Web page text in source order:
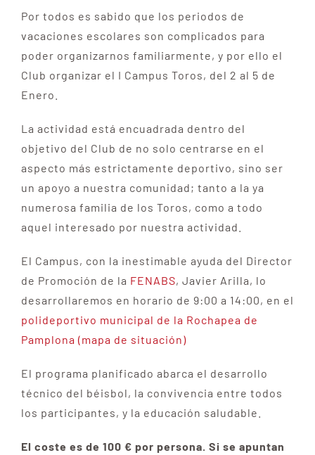
Por todos es sabido que los periodos de
vacaciones escolares son complicados para
poder organizarnos familiarmente, y por ello el
Club organizar el I Campus Toros, del 2 al 5 de
Enero.
La actividad está encuadrada dentro del
objetivo del Club de no solo centrarse en el
aspecto más estrictamente deportivo, sino ser
un apoyo a nuestra comunidad; tanto a la ya
numerosa familia de los Toros, como a todo
aquel interesado por nuestra actividad.
El Campus, con la inestimable ayuda del Director
de Promoción de la FENABS, Javier Arilla, lo
desarrollaremos en horario de 9:00 a 14:00, en el
polideportivo municipal de la Rochapea de
Pamplona (mapa de situación)
El programa planificado abarca el desarrollo
técnico del béisbol, la convivencia entre todos
los participantes, y la educación saludable.
El coste es de 100 € por persona. Si se apuntan